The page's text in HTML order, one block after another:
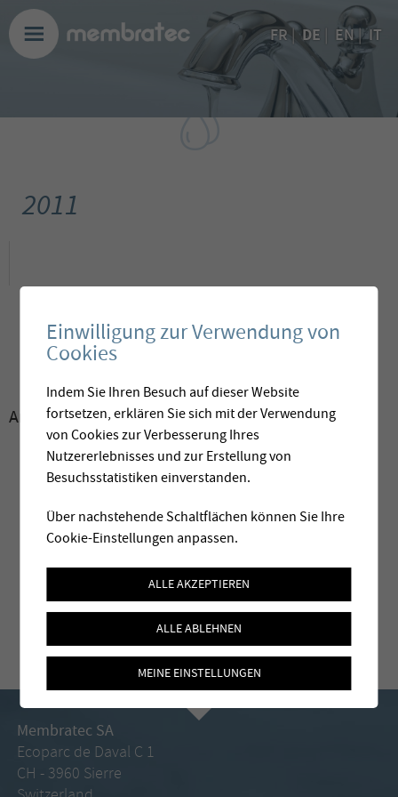
FR| DE EN| IT
2011
Archive:2011
Membratec SA
Ecoparc de Daval C 1
CH - 3960 Sierre
Einwilligung zur Verwendung von
Cookies
Indem Sie Ihren Besuch auf dieser Website
fortsetzen, erklären Sie sich mit der Verwendung
von Cookies zur Verbesserung Ihres
Nutzererlebnisses und zur Erstellung von
Besuchsstatistiken einverstanden.
Über nachstehende Schaltflächen können Sie Ihre
Cookie-Einstellungen anpassen.
ALLE AKZEPTIEREN
ALLE ABLEHNEN
MEINE EINSTELLUNGEN